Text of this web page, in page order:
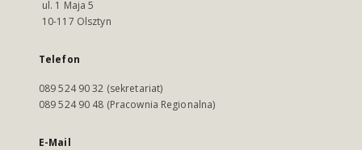
ul. 1 Maja 5
10-117 Olsztyn
Telefon
089 524 90 32 (sekretariat)
089 524 90 48 (Pracownia Regionalna)
E-Mail